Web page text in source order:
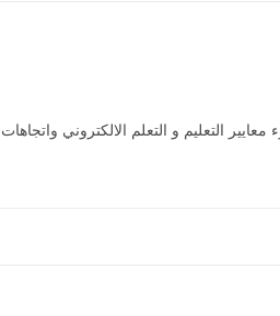
في ضوء معايير التعليم و التعلم الالكتروني